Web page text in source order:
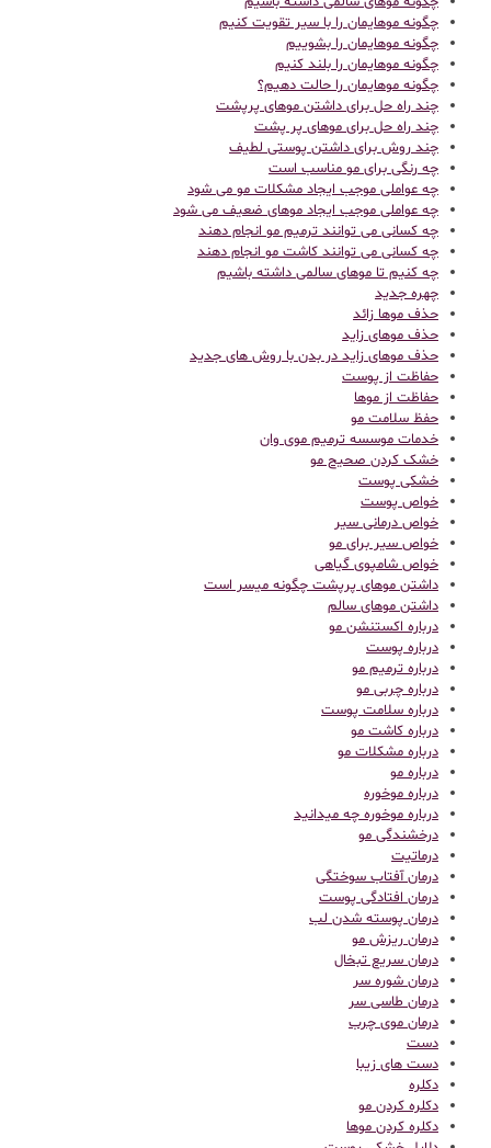
چگونه موهایمان را با سیر تقویت کنیم
چگونه موهایمان را بشوییم
چگونه موهایمان را بلند کنیم
چگونه موهایمان را حالت دهیم؟
چند راه حل برای داشتن موهای پرپشت
چند راه حل برای موهای پر پشت
چند روش برای داشتن پوستی لطیف
چه رنگی برای مو مناسب است
چه عواملی موجب ایجاد مشکلات مو می شود
چه عواملی موجب ایجاد موهای ضعیف می شود
چه کسانی می توانند ترمیم مو انجام دهند
چه کسانی می توانند کاشت مو انجام دهند
چه کنیم تا موهای سالمی داشته باشیم
چهره جدید
حذف موها زائد
حذف موهای زاید
حذف موهای زاید در بدن با روش های جدید
حفاظت از پوست
حفاظت از موها
حفظ سلامت مو
خدمات موسسه ترمیم موی وان
خشک کردن صحیح مو
خشکی پوست
خواص پوست
خواص درمانی سیر
خواص سیر برای مو
خواص شامپوی گیاهی
داشتن موهای پرپشت چگونه میسر است
داشتن موهای سالم
درباره اکستنشن مو
درباره پوست
درباره ترمیم مو
درباره چربی مو
درباره سلامت پوست
درباره کاشت مو
درباره مشکلات مو
درباره مو
درباره موخوره
درباره موخوره چه میدانید
درخشندگی مو
درماتیت
درمان آفتاب سوختگی
درمان افتادگی پوست
درمان پوسته شدن لب
درمان ریزش مو
درمان سریع تبخال
درمان شوره سر
درمان طاسی سر
درمان موی چرب
دست
دست های زیبا
دکلره
دکلره کردن مو
دکلره کردن موها